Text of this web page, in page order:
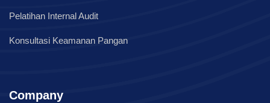
Pelatihan Internal Audit
Konsultasi Keamanan Pangan
Company